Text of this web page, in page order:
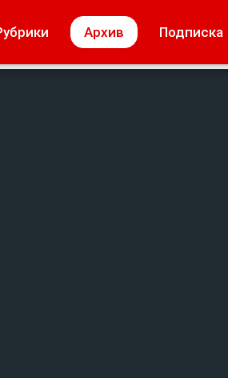
Архив Подписка
МОЁ! Плюс Липецк
Образование + карьера